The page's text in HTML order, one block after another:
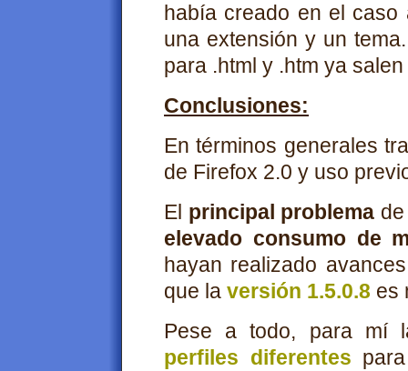
había creado en el caso
una extensión y un
para .html y .htm ya
Conclusiones:
En términos generales
de Firefox 2.0 y uso
El principal problema
elevado consumo de
hayan realizado
que la versión 1.5.0.8 es
Pese a todo, para mí
perfiles diferentes